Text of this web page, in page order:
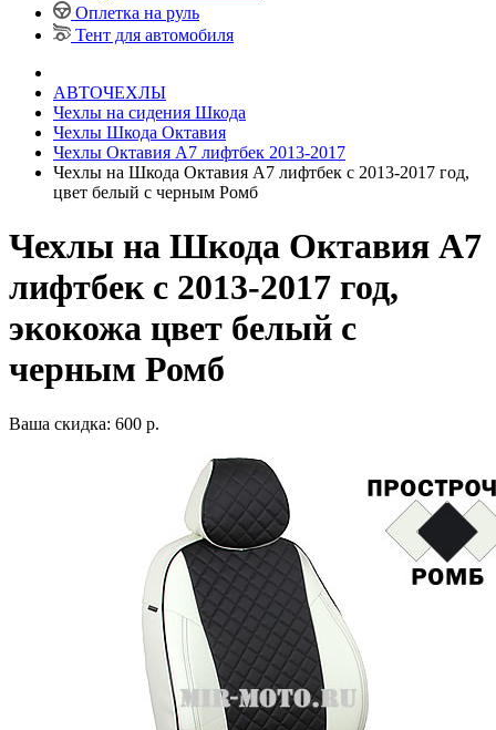
Оплетка на руль
Тент для автомобиля
АВТОЧЕХЛЫ
Чехлы на сидения Шкода
Чехлы Шкода Октавия
Чехлы Октавия А7 лифтбек 2013-2017
Чехлы на Шкода Октавия А7 лифтбек с 2013-2017 год,
цвет белый с черным Ромб
Чехлы на Шкода Октавия А7
лифтбек с 2013-2017 год,
экокожа цвет белый с
черным Ромб
Ваша скидка: 600 р.